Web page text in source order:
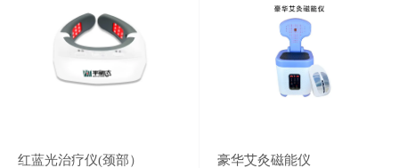
红蓝光治疗仪(颈部） 豪华艾灸磁能仪